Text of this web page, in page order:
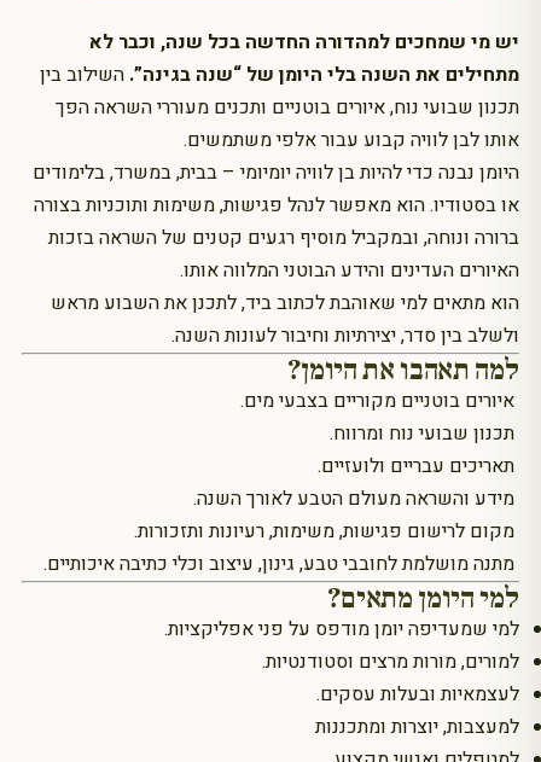
יש מי שמחכים למהדורה החדשה בכל שנה, וכבר לא
מתחילים את השנה בלי היומן של “שנה בגינה”. השילוב בין
תכנון שבועי נוח, איורים בוטניים ותכנים מעוררי השראה הפך
אותו לבן לוויה קבוע עבור אלפי משתמשים.
היומן נבנה כדי להיות בן לוויה יומיומי – בבית, במשרד, בלימודים
או בסטודיו. הוא מאפשר לנהל פגישות, משימות ותוכניות בצורה
ברורה ונוחה, ובמקביל מוסיף רגעים קטנים של השראה בזכות
האיורים העדינים והידע הבוטני המלווה אותו.
הוא מתאים למי שאוהבת לכתוב ביד, לתכנן את השבוע מראש
ולשלב בין סדר, יצירתיות וחיבור לעונות השנה.
למה תאהבו את היומן?
איורים בוטניים מקוריים בצבעי מים.
תכנון שבועי נוח ומרווח.
תאריכים עבריים ולועזיים.
מידע והשראה מעולם הטבע לאורך השנה.
מקום לרישום פגישות, משימות, רעיונות ותזכורות.
מתנה מושלמת לחובבי טבע, גינון, עיצוב וכלי כתיבה איכותיים.
למי היומן מתאים?
למי שמעדיפה יומן מודפס על פני אפליקציות.
למורים, מורות מרצים וסטודנטיות.
לעצמאיות ובעלות עסקים.
למעצבות, יוצרות ומתכננות